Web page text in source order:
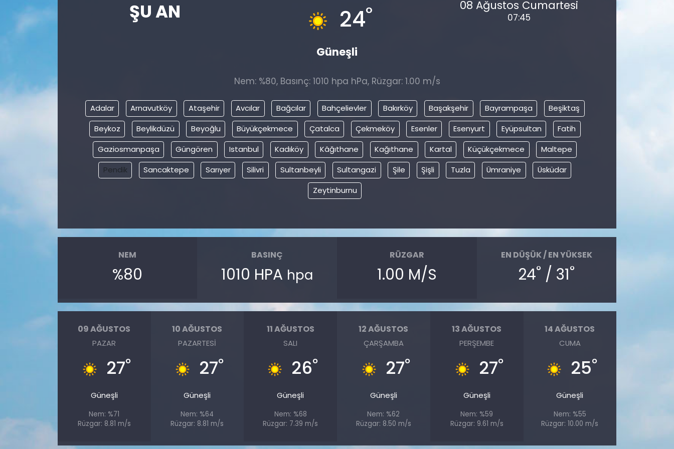
ŞU AN 24°
Güneşli
08 Ağustos Cumartesi
07:45
Nem: %80, Basınç: 1010 hpa hPa, Rüzgar: 1.00 m/s
Adalar Arnavutköy Ataşehir Avcılar Bağcılar Bahçelievler Bakırköy Başakşehir Bayrampaşa
Beşiktaş
Beykoz
Beylikdüzü Beyoğlu Büyükçekmece Çatalca Çekmeköy Esenler Esenyurt Eyüpsultan
Fatih
Gaziosmanpaşa
Güngören Istanbul Kadıköy Kâğıthane Kağıthane Kartal Küçükçekmece
Maltepe
Pendik
Sancaktepe Sarıyer Silivri Sultanbeyli Sultangazi Şile Şişli Tuzla Ümraniye
Üsküdar
Zeytinburnu
NEM
%80
BASINÇ
1010 HPA hpa
RÜZGAR
1.00 M/S
EN DÜŞÜK / EN YÜKSEK
24° / 31°
09 AĞUSTOS
PAZAR
27°
Güneşli
Nem: %71
Rüzgar: 8.81 m/s
10 AĞUSTOS
PAZARTESI
27°
Güneşli
Nem: %64
Rüzgar: 8.81 m/s
11 AĞUSTOS
SALI
26°
Güneşli
Nem: %68
Rüzgar: 7.39 m/s
12 AĞUSTOS
ÇARŞAMBA
27°
Güneşli
Nem: %62
Rüzgar: 8.50 m/s
13 AĞUSTOS
PERŞEMBE
27°
Güneşli
Nem: %59
Rüzgar: 9.61 m/s
14 AĞUSTOS
CUMA
25°
Güneşli
Nem: %55
Rüzgar: 10.00 m/s
Gündem
Kültür Sanat
Nöbetçi Eczaneler